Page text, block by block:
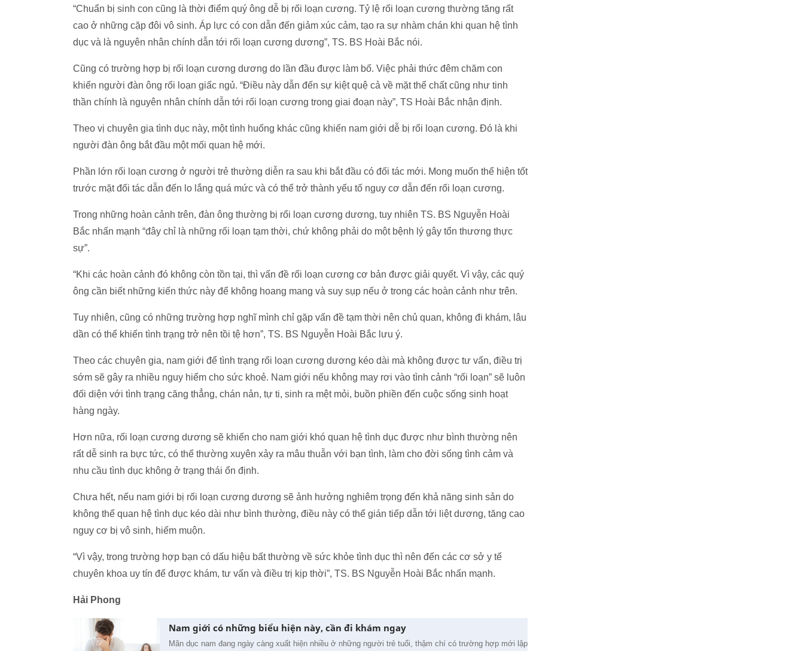
“Chuẩn bị sinh con cũng là thời điểm quý ông dễ bị rối loạn cương. Tỷ lệ rối loạn cương thường tăng rất
cao ở những cặp đôi vô sinh. Áp lực có con dẫn đến giảm xúc cảm, tạo ra sự nhàm chán khi quan hệ tình
dục và là nguyên nhân chính dẫn tới rối loạn cương dương”, TS. BS Hoài Bắc nói.
Cũng có trường hợp bị rối loạn cương dương do lần đầu được làm bố. Việc phải thức đêm chăm con
khiến người đàn ông rối loạn giấc ngủ. “Điều này dẫn đến sự kiệt quệ cả về mặt thể chất cũng như tinh
thần chính là nguyên nhân chính dẫn tới rối loạn cương trong giai đoạn này”, TS Hoài Bắc nhận định.
Theo vị chuyên gia tình dục này, một tình huống khác cũng khiến nam giới dễ bị rối loạn cương. Đó là khi
người đàn ông bắt đầu một mối quan hệ mới.
Phần lớn rối loạn cương ở người trẻ thường diễn ra sau khi bắt đầu có đối tác mới. Mong muốn thể hiện tốt
trước mặt đối tác dẫn đến lo lắng quá mức và có thể trở thành yếu tố nguy cơ dẫn đến rối loạn cương.
Trong những hoàn cảnh trên, đàn ông thường bị rối loạn cương dương, tuy nhiên TS. BS Nguyễn Hoài
Bắc nhấn mạnh “đây chỉ là những rối loạn tạm thời, chứ không phải do một bệnh lý gây tổn thương thực
sự”.
“Khi các hoàn cảnh đó không còn tồn tại, thì vấn đề rối loạn cương cơ bản được giải quyết. Vì vậy, các quý
ông cần biết những kiến thức này để không hoang mang và suy sụp nếu ở trong các hoàn cảnh như trên.
Tuy nhiên, cũng có những trường hợp nghĩ mình chỉ gặp vấn đề tạm thời nên chủ quan, không đi khám, lâu
dần có thể khiến tình trạng trở nên tồi tệ hơn”, TS. BS Nguyễn Hoài Bắc lưu ý.
Theo các chuyên gia, nam giới để tình trạng rối loạn cương dương kéo dài mà không được tư vấn, điều trị
sớm sẽ gây ra nhiều nguy hiểm cho sức khoẻ. Nam giới nếu không may rơi vào tình cảnh “rối loạn” sẽ luôn
đối diện với tình trạng căng thẳng, chán nản, tự ti, sinh ra mệt mỏi, buồn phiền đến cuộc sống sinh hoạt
hàng ngày.
Hơn nữa, rối loạn cương dương sẽ khiến cho nam giới khó quan hệ tình dục được như bình thường nên
rất dễ sinh ra bực tức, có thể thường xuyên xảy ra mâu thuẫn với bạn tình, làm cho đời sống tình cảm và
nhu cầu tình dục không ở trạng thái ổn định.
Chưa hết, nếu nam giới bị rối loạn cương dương sẽ ảnh hưởng nghiêm trọng đến khả năng sinh sản do
không thể quan hệ tình dục kéo dài như bình thường, điều này có thể gián tiếp dẫn tới liệt dương, tăng cao
nguy cơ bị vô sinh, hiếm muộn.
“Vì vậy, trong trường hợp bạn có dấu hiệu bất thường về sức khỏe tình dục thì nên đến các cơ sở y tế
chuyên khoa uy tín để được khám, tư vấn và điều trị kịp thời”, TS. BS Nguyễn Hoài Bắc nhấn mạnh.
Hải Phong
Nam giới có những biểu hiện này, cần đi khám ngay
Mãn dục nam đang ngày càng xuất hiện nhiều ở những người trẻ tuổi, thậm chí có trường hợp mới lập